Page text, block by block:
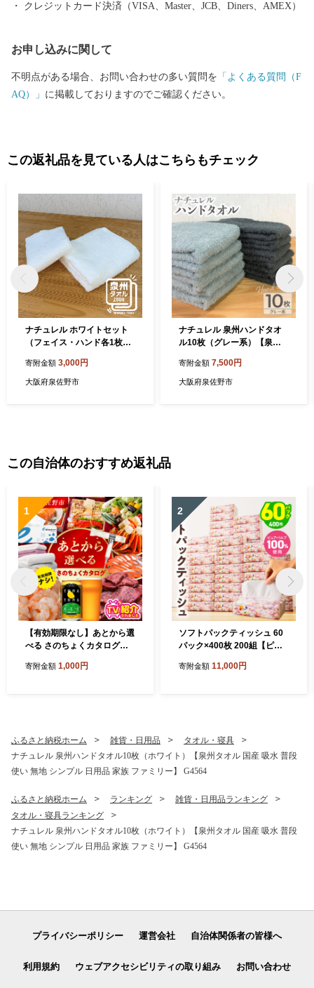
クレジットカード決済（VISA、Master、JCB、Diners、AMEX）
お申し込みに関して
不明点がある場合、お問い合わせの多い質問を 「よくある質問（F
AQ）」 に掲載しておりますのでご確認ください。
この返礼品を見ている人はこちらもチェック
ナチュレル ホワイトセット
（フェイス・ハンド各1枚）
ル 国産 吸水 普段使い 無地
シンプル 日用品 家族 ファミ
寄附金額 3,000円
大阪府泉佐野市
ナチュレル 泉州ハンドタオ
ル10枚（グレー系）【泉州
地 シンプル 日用品 家族 ファ
ミリー】 G4562
寄附金額 7,500円
大阪府泉佐野市
この自治体のおすすめ返礼品
1
【有効期限なし】あとから選
べる さのちょくカタログ
佐野市 ふるさとギフト 4000
寄附金額 1,000円
2
ソフトパックティッシュ 60
パック×400枚 200組【ピュ
急上昇 まとめ買い 日用品 常
寄附金額 11,000円
ふるさと納税ホーム 雑貨・日用品
タオル・寝具
ナチュレル 泉州ハンドタオル10枚（ホワイト）【泉州タオル 国産 吸水 普段
使い 無地 シンプル 日用品 家族 ファミリー】 G4564
ふるさと納税ホーム ランキング
雑貨・日用品ランキング
タオル・寝具ランキング
ナチュレル 泉州ハンドタオル10枚（ホワイト）【泉州タオル 国産 吸水 普段
使い 無地 シンプル 日用品 家族 ファミリー】 G4564
プライバシーポリシー 運営会社 自治体関係者の皆様へ
利用規約 ウェブアクセシビリティの取り組み お問い合わせ